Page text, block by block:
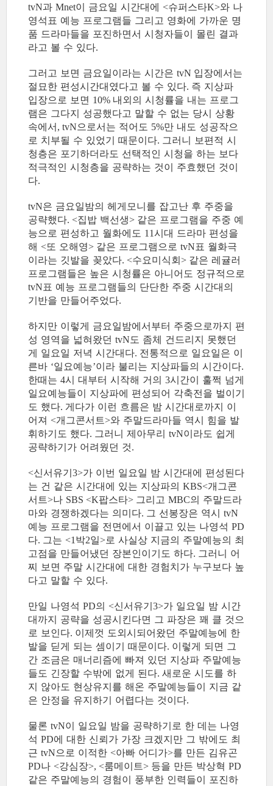
tvN과 Mnet이 금요일 시간대에 <슈퍼스타K>와 나
영석표 예능 프로그램들 그리고 영화에 가까운 명
품 드라마들을 포진하면서 시청자들이 몰린 결과
라고 볼 수 있다.
그러고 보면 금요일이라는 시간은 tvN 입장에서는
절묘한 편성시간대였다고 볼 수 있다. 즉 지상파
입장으로 보면 10% 내외의 시청률을 내는 프로그
램은 그다지 성공했다고 말할 수 없는 당시 상황
속에서, tvN으로서는 적어도 5%만 내도 성공작으
로 치부될 수 있었기 때문이다. 그러니 보편적 시
청층은 포기하더라도 선택적인 시청을 하는 보다
적극적인 시청층을 공략하는 것이 주효했던 것이
다.
tvN은 금요일밤의 헤게모니를 잡고난 후 주중을
공략했다. <집밥 백선생> 같은 프로그램을 주중 예
능으로 편성하고 월화에도 11시대 드라마 편성을
해 <또 오해영> 같은 프로그램으로 tvN표 월화극
이라는 깃발을 꽂았다. <수요미식회> 같은 레귤러
프로그램들은 높은 시청률은 아니어도 정규적으로
tvN표 예능 프로그램들의 단단한 주중 시간대의
기반을 만들어주었다.
하지만 이렇게 금요일밤에서부터 주중으로까지 편
성 영역을 넓혀왔던 tvN도 좀체 건드리지 못했던
게 일요일 저녁 시간대다. 전통적으로 일요일은 이
른바 ‘일요예능’이라 불리는 지상파들의 시간이다.
한때는 4시 대부터 시작해 거의 3시간이 훌쩍 넘게
일요예능들이 지상파에 편성되어 각축전을 벌이기
도 했다. 게다가 이런 흐름은 밤 시간대로까지 이
어져 <개그콘서트>와 주말드라마들 역시 힘을 발
휘하기도 했다. 그러니 제아무리 tvN이라도 쉽게
공략하기가 어려웠던 것.
<신서유기3>가 이번 일요일 밤 시간대에 편성된다
는 건 같은 시간대에 있는 지상파의 KBS<개그콘
서트>나 SBS <K팝스타> 그리고 MBC의 주말드라
마와 경쟁하겠다는 의미다. 그 선봉장은 역시 tvN
예능 프로그램을 전면에서 이끌고 있는 나영석 PD
다. 그는 <1 박2일>로 사실상 지금의 주말예능의 최
고점을 만들어냈던 장본인이기도 하다. 그러니 어
찌 보면 주말 시간대에 대한 경험치가 누구보다 높
다고 말할 수 있다.
만일 나영석 PD의 <신서유기3>가 일요일 밤 시간
대까지 공략을 성공시킨다면 그 파장은 꽤 클 것으
로 보인다. 이제껏 도외시되어왔던 주말예능에 한
발을 딛게 되는 셈이기 때문이다. 이렇게 되면 그
간 조금은 매너리즘에 빠져 있던 지상파 주말예능
들도 긴장할 수밖에 없게 된다. 새로운 시도를 하
지 않아도 현상유지를 해온 주말예능들이 지금 같
은 안정을 유지하기 어렵다는 것이다.
물론 tvN이 일요일 밤을 공략하기로 한 데는 나영
석 PD에 대한 신뢰가 가장 크겠지만 그 밖에도 최
근 tvN으로 이적한 <아빠 어디가>를 만든 김유곤
PD나 <강심장>, <룸메이트> 등을 만든 박상혁 PD
같은 주말예능의 경험이 풍부한 인력들이 포진하